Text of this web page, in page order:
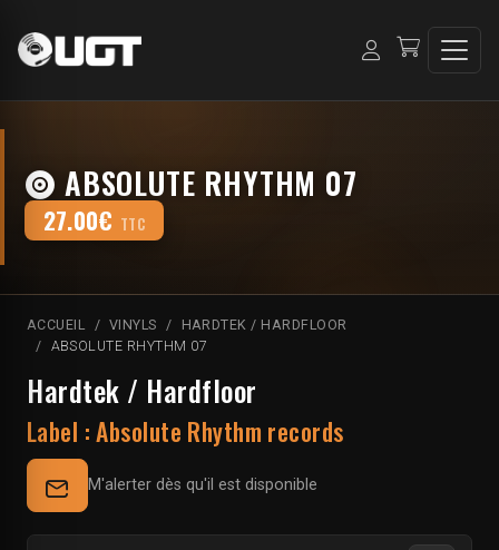
ABSOLUTE RHYTHM 07
27.00€ TTC
ACCUEIL VINYLS
HARDTEK / HARDFLOOR
ABSOLUTE RHYTHM 07
Hardtek / Hardfloor
Label :Absolute Rhythm records
M'alerter dès qu'il est disponible